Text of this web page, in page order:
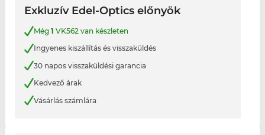
Exkluzív Edel-Optics előnyök
Még 1 VK562 van készleten
Ingyenes kiszállítás és visszaküldés
30 napos visszaküldési garancia
Kedvező árak
Vásárlás számlára